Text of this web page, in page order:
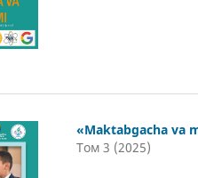
«Maktabgacha va
Том 3 (2025)